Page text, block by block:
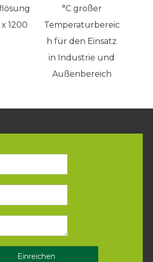
1200
°C großer
Temperaturbereic
h für den Einsatz
in Industrie und
Außenbereich
Einreichen